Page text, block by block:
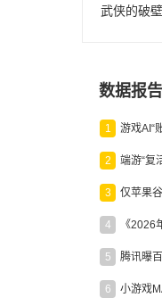
武侠的破
数据报告
1
2
3
4 《2026
5
6 小游戏